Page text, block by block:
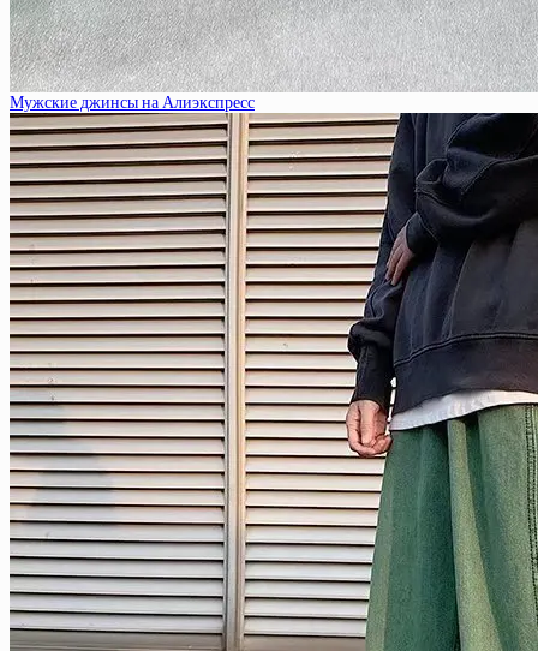
Мужские джинсы на Алиэкспресс